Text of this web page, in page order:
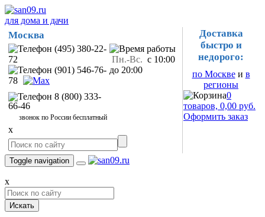
для дома и дачи
Москва
(495) 380-22-
72
(901) 546-76-
78
8 (800) 333-
66-46
звонок по России бесплатный
Пн.-Вс. с 10:00
до 20:00
x
Доставка
быстро и
недорого:
по Москвеи в
регионы
0
товаров, 0,00 руб.
Оформить заказ
Toggle navigation
x
Искать